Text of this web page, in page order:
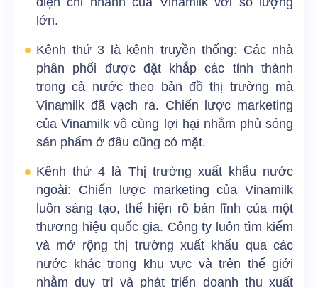
lớn.
Kênh thứ 3 là kênh truyền thống: Các nhà
phân phối được đặt khắp các tỉnh thành
trong cả nước theo bản đồ thị trường mà
Vinamilk đã vạch ra. Chiến lược marketing
của Vinamilk vô cùng lợi hại nhằm phủ sóng
sản phẩm ở đâu cũng có mặt.
Kênh thứ 4 là Thị trường xuất khẩu nước
ngoài: Chiến lược marketing của Vinamilk
luôn sáng tạo, thể hiện rõ bản lĩnh của một
thương hiệu quốc gia. Công ty luôn tìm kiếm
và mở rộng thị trường xuất khẩu qua các
nước khác trong khu vực và trên thế giới
nhằm duy trì và phát triển doanh thu xuất